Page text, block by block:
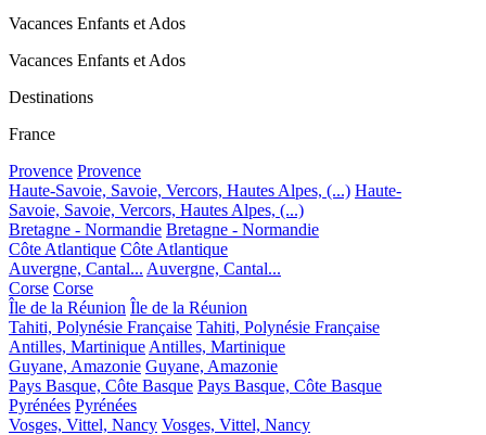
Vacances Enfants et Ados
Vacances Enfants et Ados
Destinations
France
Provence Provence
Haute-Savoie, Savoie, Vercors, Hautes Alpes, (...) Haute-
Savoie, Savoie, Vercors, Hautes Alpes, (...)
Bretagne - Normandie Bretagne - Normandie
Côte Atlantique Côte Atlantique
Auvergne, Cantal... Auvergne, Cantal...
Corse Corse
Île de la Réunion Île de la Réunion
Tahiti, Polynésie Française Tahiti, Polynésie Française
Antilles, Martinique Antilles, Martinique
Guyane, Amazonie Guyane, Amazonie
Pays Basque, Côte Basque Pays Basque, Côte Basque
Pyrénées Pyrénées
Vosges, Vittel, Nancy Vosges, Vittel, Nancy